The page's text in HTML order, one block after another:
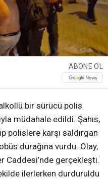
ABONE OL
bir sürücü polis
müdahale edildi. Şahıs,
polislere karşı saldırgan
durağına vurdu. Olay,
Caddesi’nde gerçekleşti.
ilerlerken durduruldu